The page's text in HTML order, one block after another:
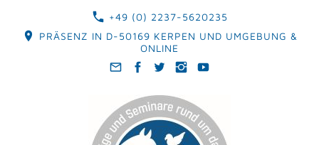
+49 (0) 2237-5620235
PRÄSENZ IN D-50169 KERPEN UND UMGEBUNG &
ONLINE